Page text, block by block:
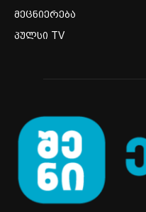
მეცნიერება
პულსი TV